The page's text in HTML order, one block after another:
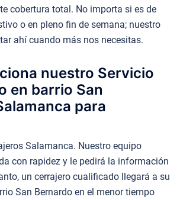
cobertura total. No importa si es de
o en pleno fin de semana; nuestro
ahí cuando más nos necesitas.
nuestro Servicio
en barrio San
para
Salamanca. Nuestro equipo
con rapidez y le pedirá la información
un cerrajero cualificado llegará a su
San Bernardo en el menor tiempo